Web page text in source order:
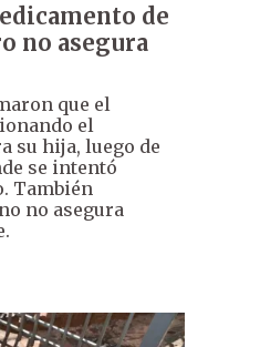
de
no asegura
que el
el
su hija, luego de
se intentó
También
no asegura